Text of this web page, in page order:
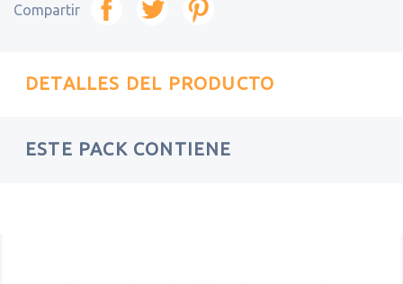
Compartir
DETALLES DEL PRODUCTO
ESTE PACK CONTIENE